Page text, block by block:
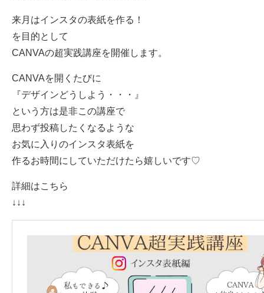
来月はインスタの表紙を作る！
を目的として
CANVAの超実践講座を開催します。
CANVAを開くたびに
『デザインどうしよう・・・』
という方は是非この講座で
思わず投稿したくなるような
お気に入りのインスタ表紙を
作るお時間にしていただけたら嬉しいです♡
詳細はこちら
↓↓↓